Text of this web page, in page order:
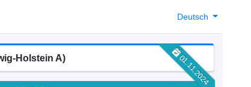
Deutsch
01.11.2024
Holstein A)